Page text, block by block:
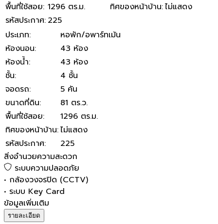
พื้นที่ใช้สอย: 1296 ตร.ม. ทิศของหน้าบ้าน:ไม่แสดง
รหัสประกาศ: 225
ประเภท:
หอพัก/อพาร์ทเม้น
ห้องนอน:
43 ห้อง
ห้องน้ำ:
43 ห้อง
ชั้น:
4 ชั้น
จอดรถ:
5 คัน
ขนาดที่ดิน:
81 ตร.ว.
พื้นที่ใช้สอย:
1296 ตร.ม.
ทิศของหน้าบ้าน:ไม่แสดง
รหัสประกาศ:
225
สิ่งอำนวยความสะดวก
ระบบความปลอดภัย
• กล้องวงจรปิด (CCTV)
• ระบบ Key Card
ข้อมูลเพิ่มเติม
รายละเอียด